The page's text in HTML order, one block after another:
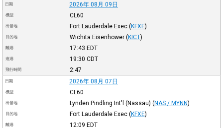
日期 2026年 08月 09日
機型 CL60
出發地 Fort Lauderdale Exec (KFXE)
目的地 Wichita Eisenhower (KICT)
離港 17:43 EDT
進港 19:30 CDT
飛行時間 2:47
日期 2026年 08月 07日
機型 CL60
出發地 Lynden Pindling Int'l (Nassau) (NAS / MYNN)
目的地 Fort Lauderdale Exec (KFXE)
離港 12:09 EDT